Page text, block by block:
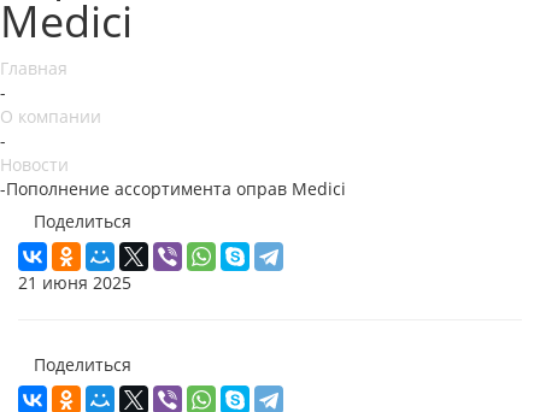
Medici
Главная
-
О компании
-
Новости
-Пополнение ассортимента оправ Medici
Поделиться
21 июня 2025
Поделиться